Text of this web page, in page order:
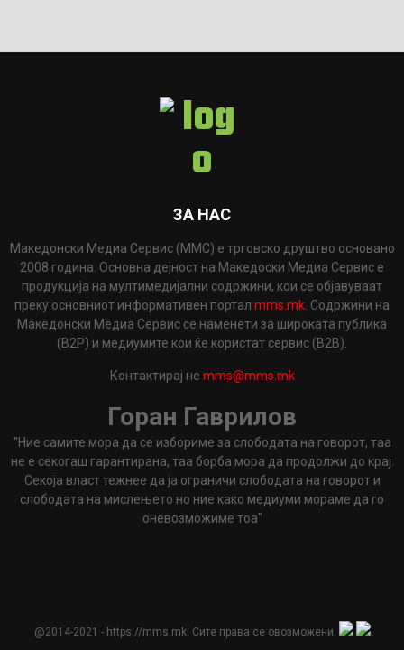
ЗА НАС
Македонски Медиа Сервис (ММС) е трговско друштво основано
2008 година. Основна дејност на Македоски Медиа Сервис е
продукција на мултимедијални содржини, кои се објавуваат
преку основниот информативен портал mms.mk . Содржини на
Македонски Медиа Сервис се наменети за широката публика
(B2P) и медиумите кои ќе користат сервис (B2B).
Контактирај не mms@mms.mk
Горан Гаврилов
"Ние самите мора да се избориме за слободата на говорот, таа
не е секогаш гарантирана, таа борба мора да продолжи до крај.
Секоја власт тежнее да ја ограничи слободата на говорот и
слободата на мислењето но ние како медиуми мораме да го
оневозможиме тоа"
@2014-2021 - https://mms.mk. Сите права се овозможени.